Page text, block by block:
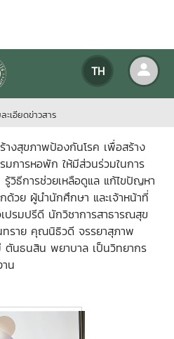
TH
ร้างสุขภาพ
ะเอียดข่าวสาร
างสุขภาพป้องกันโรค เพื่อสร้าง
มการหอพัก ให้มีส่วนร่วมในการ
วิธีการช่วยเหลือดูแล แก้ไขปัญหา
วย ผู้นำนักศึกษา และเจ้าหน้าที่
รมปรีดี นักวิชาการสาธารณสุข
ราย คุณนิธิวดี จรรยาสุภาพ
นธนสิน พยาบาล เป็นวิทยากร
น